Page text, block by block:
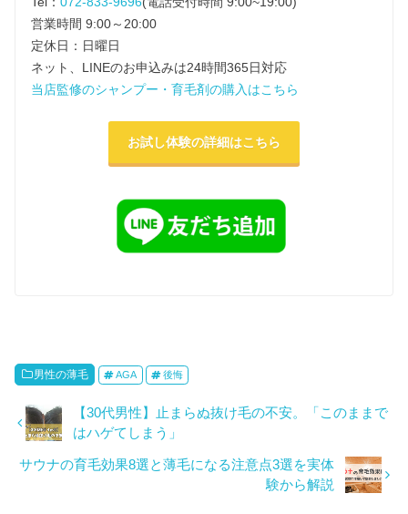
営業時間 9:00～20:00
定休日：日曜日
ネット、LINEのお申込みは24時間365日対応
当店監修のシャンプー・育毛剤の購入はこちら
お試し体験の詳細はこちら
男性の薄毛 AGA 後悔
【30代男性】止まらぬ抜け毛の不安。「このままで
はハゲてしまう」
サウナの育毛効果8選と薄毛になる注意点3選を実体
験から解説